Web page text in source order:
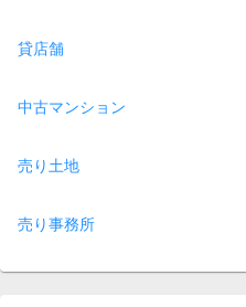
貸店舗
中古マンション
売り土地
売り事務所